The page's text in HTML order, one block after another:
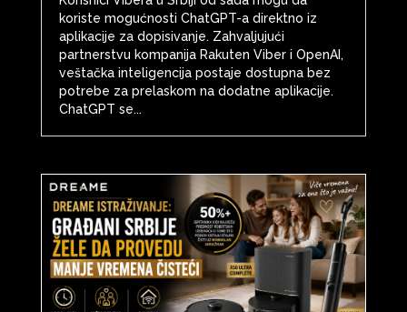
koriste mogućnosti ChatGPT-a direktno iz
aplikacije za dopisivanje. Zahvaljujući
partnerstvu kompanija Rakuten Viber i OpenAI,
veštačka inteligencija postaje dostupna bez
potrebe za prelaskom na dodatne aplikacije.
ChatGPT se...